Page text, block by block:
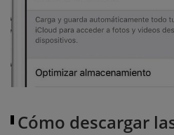
Cómo descargar